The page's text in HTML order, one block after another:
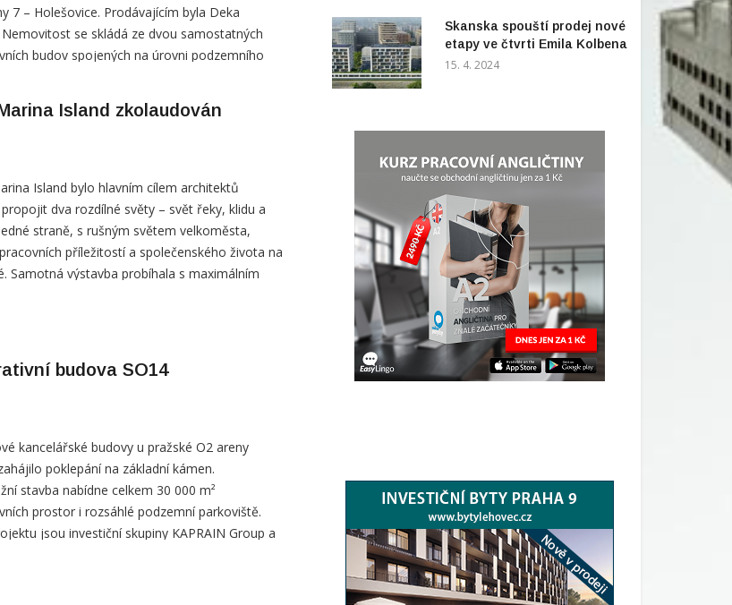
7 – Holešovice. Prodávajícím byla Deka
se skládá ze dvou samostatných
budov spojených na úrovni podzemního
Island zkolaudován
Island bylo hlavním cílem architektů
dva rozdílné světy – svět řeky, klidu a
straně, s rušným světem velkoměsta,
příležitostí a společenského života na
Samotná výstavba probíhala s maximálním
budova SO14
kancelářské budovy u pražské O2 areny
poklepání na základní kámen.
stavba nabídne celkem 30 000 m²
prostor i rozsáhlé podzemní parkoviště.
jsou investiční skupiny KAPRAIN Group a
Skanska spouští prodej nové
etapy ve čtvrti Emila Kolbena
15. 4. 2024